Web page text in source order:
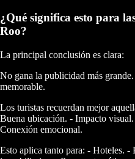
¿Qué significa esto para
Roo?
La principal conclusión es clara:
No gana la publicidad más
memorable.
Los turistas recuerdan mejor
Buena ubicación. - Impacto
Conexión emocional.
Esto aplica tanto para: - Hoteles. -